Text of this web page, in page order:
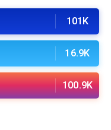
101K
16.9K
100.9K